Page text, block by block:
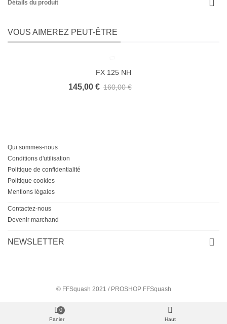
Détails du produit
VOUS AIMEREZ PEUT-ÊTRE
FX 125 NH
145,00 € 160,00 €
Qui sommes-nous
Conditions d'utilisation
Politique de confidentialité
Politique cookies
Mentions légales
Contactez-nous
Devenir marchand
NEWSLETTER
© FFSquash 2021 / PROSHOP FFSquash
Panier
0
Haut